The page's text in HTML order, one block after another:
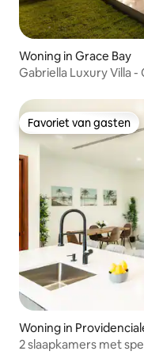
Woning in Grace Bay
Gabriella Luxury Villa
Favoriet van gasten
Favoriet van gasten
Woning in
2 slaapkamers met